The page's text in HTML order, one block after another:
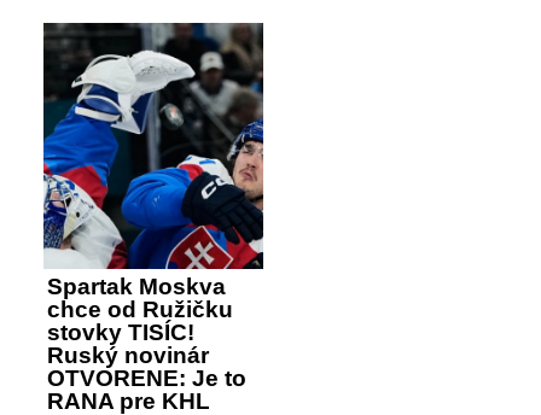
Spartak Moskva
chce od Ružičku
stovky TISÍC!
Ruský novinár
OTVORENE: Je to
RANA pre KHL